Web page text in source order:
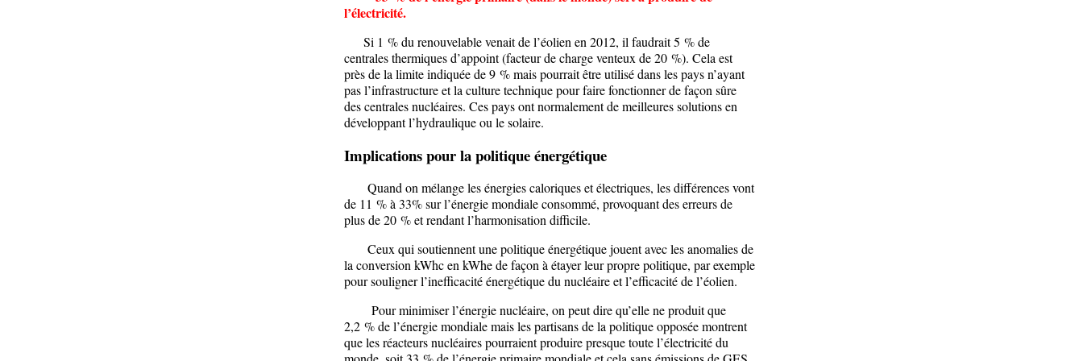
l’électricité.
Si 1 % du renouvelable venait de l’éolien en 2012, il faudrait 5 % de
centrales thermiques d’appoint (facteur de charge venteux de 20 %). Cela est
près de la limite indiquée de 9 % mais pourrait être utilisé dans les pays n’ayant
pas l’infrastructure et la culture technique pour faire fonctionner de façon sûre
des centrales nucléaires. Ces pays ont normalement de meilleures solutions en
développant l’hydraulique ou le solaire.
Implications pour la politique énergétique
Quand on mélange les énergies caloriques et électriques, les différences vont
de 11 % à 33% sur l’énergie mondiale consommé, provoquant des erreurs de
plus de 20 % et rendant l’harmonisation difficile.
Ceux qui soutiennent une politique énergétique jouent avec les anomalies de
la conversion kWhc en kWhe de façon à étayer leur propre politique, par exemple
pour souligner l’inefficacité énergétique du nucléaire et l’efficacité de l’éolien.
Pour minimiser l’énergie nucléaire, on peut dire qu’elle ne produit que
2,2 % de l’énergie mondiale mais les partisans de la politique opposée montrent
que les réacteurs nucléaires pourraient produire presque toute l’électricité du